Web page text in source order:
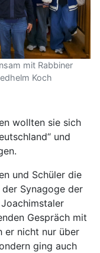
mit Rabbiner
Koch
wollten sie sich
und
und Schüler die
Synagoge der
Gespräch mit
er nicht nur über
ging auch